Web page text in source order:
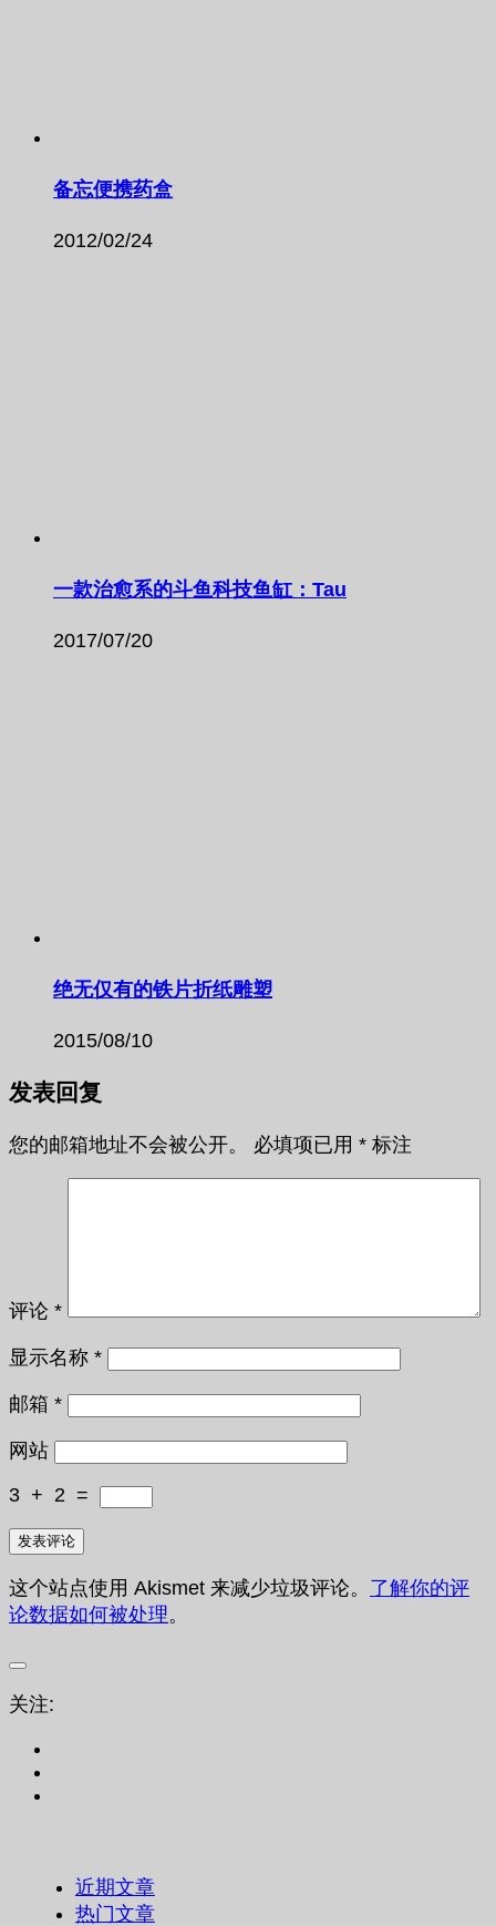
备忘便携药盒
2012/02/24
一款治愈系的斗鱼科技鱼缸：Tau
2017/07/20
绝无仅有的铁片折纸雕塑
2015/08/10
发表回复
您的邮箱地址不会被公开。 必填项已用 * 标注
评论 *
显示名称 *
邮箱 *
网站
3 + 2 =
这个站点使用 Akismet 来减少垃圾评论。 了解你的评
论数据如何被处理。
关注:
近期文章
热门文章